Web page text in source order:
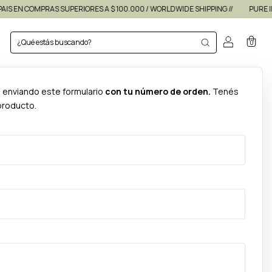
EN COMPRAS SUPERIORES A $ 100.000 / WORLDWIDE SHIPPING // PURE
0
este formulario con tu número de orden. Tenés